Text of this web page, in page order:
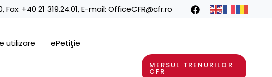
, Fax: +40 21 319.24.01, E-mail: OfficeCFR@cfr.ro
utilizare ePetiţie
MERSUL TRENURILOR
CFR